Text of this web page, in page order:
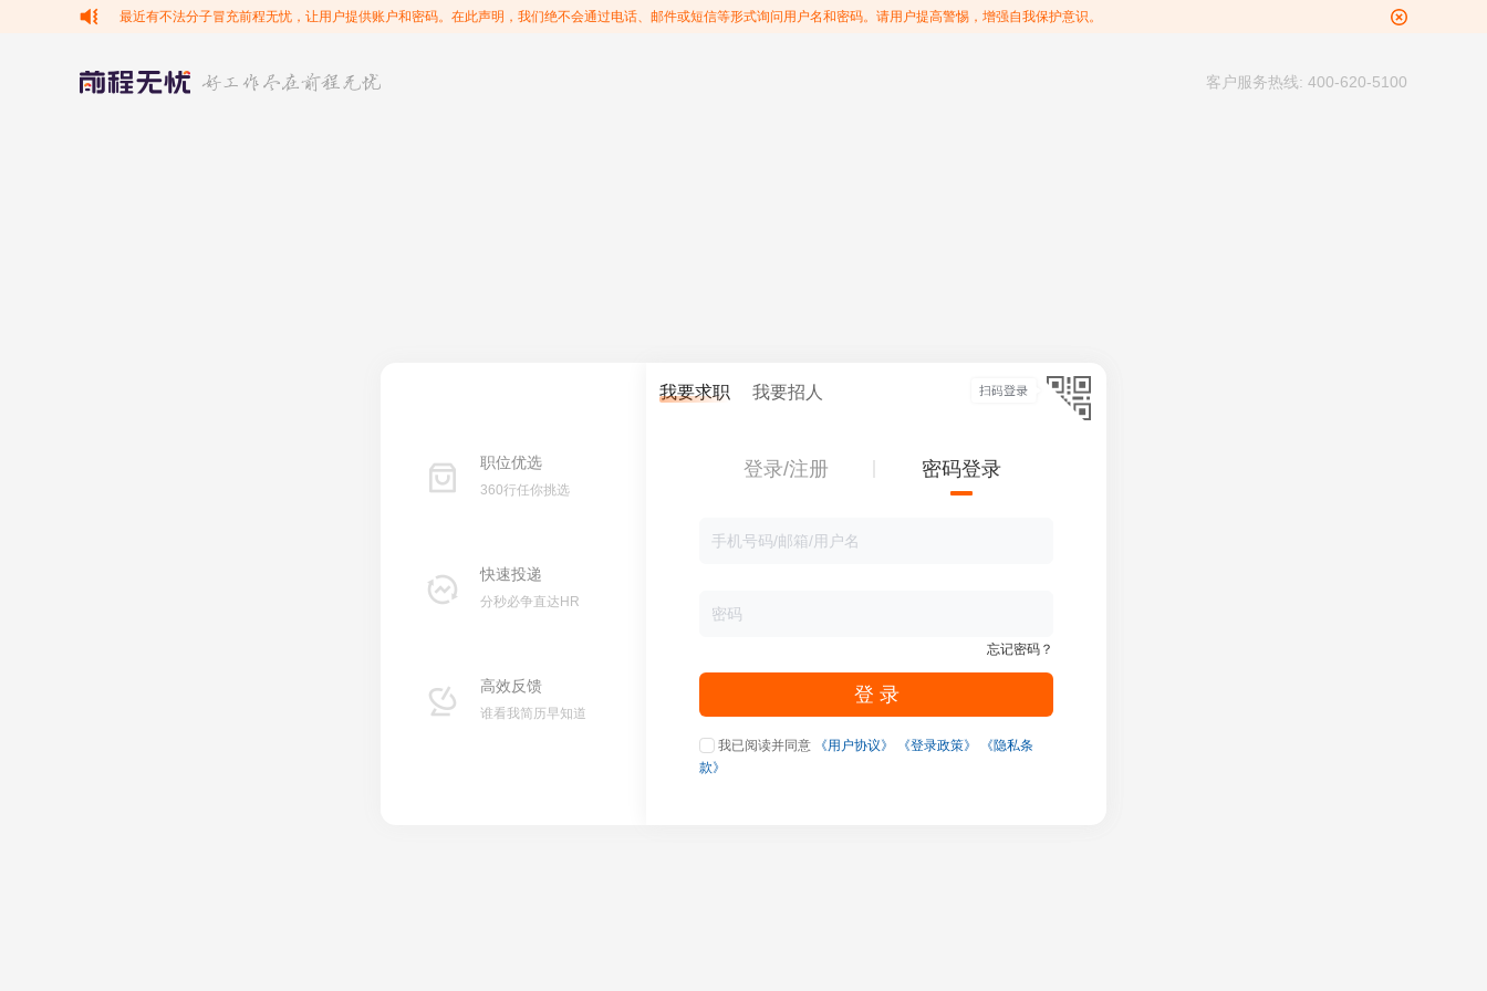
最近有不法分子冒充前程无忧，让用户提供账户和密码。在此声明，我们绝不会通过电话、邮件或短信等形式询问用户名和密码。请用户提高警惕，增强自我保护意识。
客户服务热线: 400-620-5100
职位优选
360行任你挑选
快速投递
分秒必争直达HR
高效反馈
谁看我简历早知道
我要求职 我要招人
登录/注册 密码登录
忘记密码？
登 录
我已阅读并同意 《用户协议》 《登录政策》
《隐私条
款》